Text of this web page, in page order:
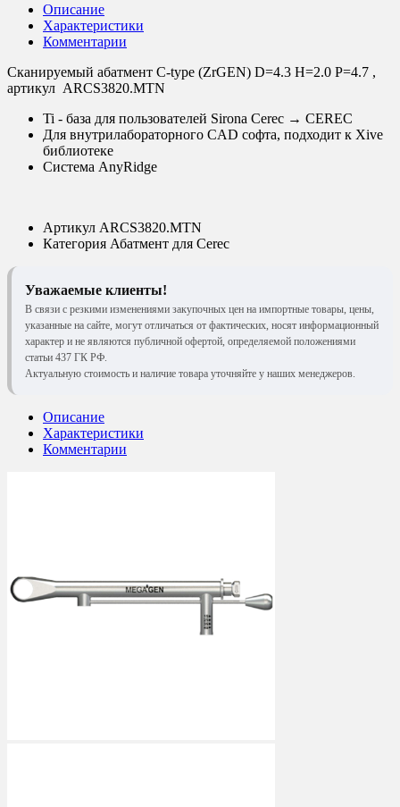
Описание
Характеристики
Комментарии
Сканируемый абатмент C-type (ZrGEN) D=4.3 H=2.0 P=4.7 ,
артикул ARCS3820.MTN
Ti - база для пользователей Sirona Cerec → CEREC
Для внутрилабораторного CAD софта, подходит к Xive
библиотеке
Система AnyRidge
Артикул ARCS3820.MTN
Категория Абатмент для Cerec
Уважаемые клиенты!
В связи с резкими изменениями закупочных цен на импортные товары, цены,
указанные на сайте, могут отличаться от фактических, носят информационный
характер и не являются публичной офертой, определяемой положениями
статьи 437 ГК РФ.
Актуальную стоимость и наличие товара уточняйте у наших менеджеров.
Описание
Характеристики
Комментарии